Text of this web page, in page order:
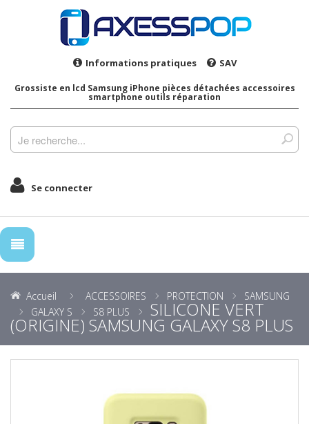
Informations pratiques SAV
Grossiste en lcd Samsung iPhone pièces détachées accessoires
smartphone outils réparation
Se connecter
Accueil ACCESSOIRES PROTECTION
SAMSUNG
GALAXY S
S8 PLUS SILICONE VERT
(ORIGINE) SAMSUNG GALAXY S8 PLUS